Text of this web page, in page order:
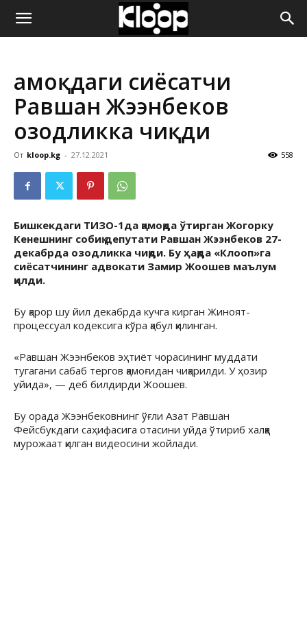
ҚИРҒИЗИСТОН
ЯНГИЛИКЛАРИ
Қамоқдаги сиёсатчи
Равшан Жээнбеков
озодликка чиқди
От kloop.kg - 27.12.2021 558
Бишкекдаги ТИЗО-1да қамоқда ўтирган Жогорку
Кенешнинг собиқ депутати Равшан Жээнбеков 27-
декабрда озодликка чиқди. Бу ҳақда «Клооп»га
сиёсатчининг адвокати Замир Жоошев маълум
қилди.
Бу қарор шу йил декабрда кучга кирган Жиноят-
процессуал кодексига кўра қабул қилинган.
«Равшан Жээнбеков эҳтиёт чорасининг муддати
тугагани сабаб тергов қамоғидан чиқарилди. У ҳозир
уйида», — деб билдирди Жоошев.
Бу орада Жээнбековнинг ўғли Азат Равшан
Фейсбукдаги саҳифасига отасини уйда ўтириб халққа
мурожаат қилган видеосини жойлади.